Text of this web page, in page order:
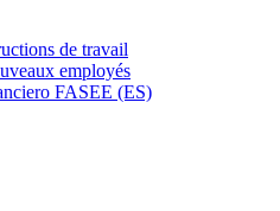
de travail
employés
FASEE (ES)